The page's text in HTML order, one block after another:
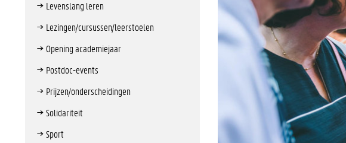
Levenslang leren
Lezingen/cursussen/leerstoelen
Opening academiejaar
Postdoc-events
Prijzen/onderscheidingen
Solidariteit
Sport